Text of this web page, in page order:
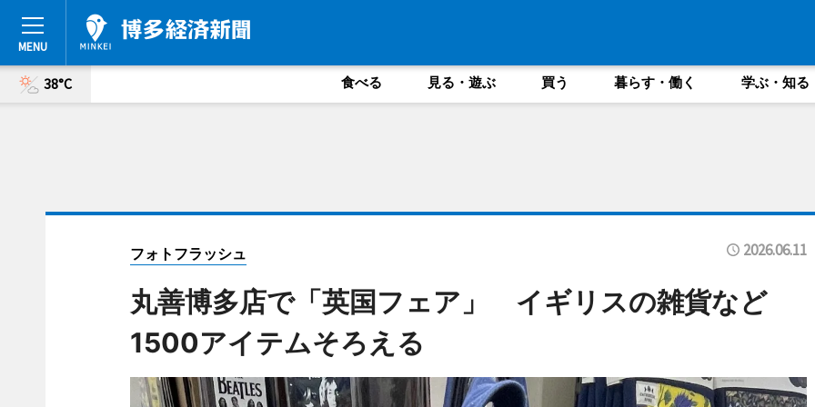
38°C 食べる 見る・遊ぶ 買う 暮らす・働く 学ぶ・知る
フォトフラッシュ 2026.06.11
丸善博多店で「英国フェア」 イギリスの雑貨など
1500アイテムそろえる